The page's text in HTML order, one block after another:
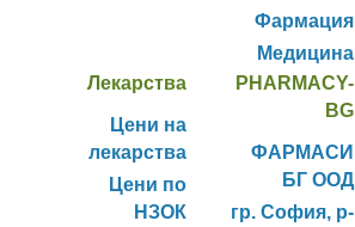
Фармация
Медицина
Лекарства
Цени на
лекарства
Цени по
НЗОК
PHARMACY-
BG
ФАРМАСИ
БГ ООД
гр. София, р-